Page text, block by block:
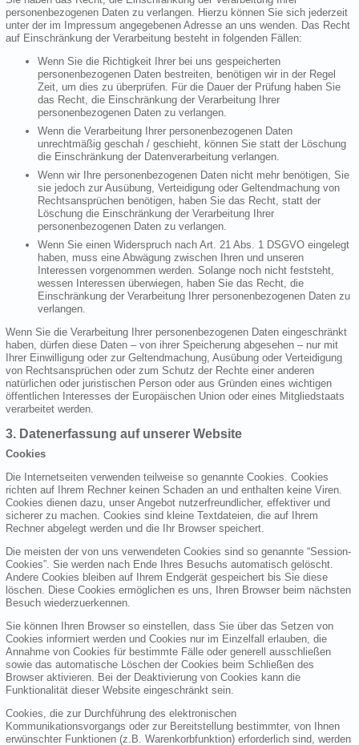
personenbezogenen Daten zu verlangen. Hierzu können Sie sich jederzeit
unter der im Impressum angegebenen Adresse an uns wenden. Das Recht
auf Einschränkung der Verarbeitung besteht in folgenden Fällen:
Wenn Sie die Richtigkeit Ihrer bei uns gespeicherten
personenbezogenen Daten bestreiten, benötigen wir in der Regel
Zeit, um dies zu überprüfen. Für die Dauer der Prüfung haben Sie
das Recht, die Einschränkung der Verarbeitung Ihrer
personenbezogenen Daten zu verlangen.
Wenn die Verarbeitung Ihrer personenbezogenen Daten
unrechtmäßig geschah / geschieht, können Sie statt der Löschung
die Einschränkung der Datenverarbeitung verlangen.
Wenn wir Ihre personenbezogenen Daten nicht mehr benötigen, Sie
sie jedoch zur Ausübung, Verteidigung oder Geltendmachung von
Rechtsansprüchen benötigen, haben Sie das Recht, statt der
Löschung die Einschränkung der Verarbeitung Ihrer
personenbezogenen Daten zu verlangen.
Wenn Sie einen Widerspruch nach Art. 21 Abs. 1 DSGVO eingelegt
haben, muss eine Abwägung zwischen Ihren und unseren
Interessen vorgenommen werden. Solange noch nicht feststeht,
wessen Interessen überwiegen, haben Sie das Recht, die
Einschränkung der Verarbeitung Ihrer personenbezogenen Daten zu
verlangen.
Wenn Sie die Verarbeitung Ihrer personenbezogenen Daten eingeschränkt
haben, dürfen diese Daten – von ihrer Speicherung abgesehen – nur mit
Ihrer Einwilligung oder zur Geltendmachung, Ausübung oder Verteidigung
von Rechtsansprüchen oder zum Schutz der Rechte einer anderen
natürlichen oder juristischen Person oder aus Gründen eines wichtigen
öffentlichen Interesses der Europäischen Union oder eines Mitgliedstaats
verarbeitet werden.
3. Datenerfassung auf unserer Website
Cookies
Die Internetseiten verwenden teilweise so genannte Cookies. Cookies
richten auf Ihrem Rechner keinen Schaden an und enthalten keine Viren.
Cookies dienen dazu, unser Angebot nutzerfreundlicher, effektiver und
sicherer zu machen. Cookies sind kleine Textdateien, die auf Ihrem
Rechner abgelegt werden und die Ihr Browser speichert.
Die meisten der von uns verwendeten Cookies sind so genannte “Session-
Cookies”. Sie werden nach Ende Ihres Besuchs automatisch gelöscht.
Andere Cookies bleiben auf Ihrem Endgerät gespeichert bis Sie diese
löschen. Diese Cookies ermöglichen es uns, Ihren Browser beim nächsten
Besuch wiederzuerkennen.
Sie können Ihren Browser so einstellen, dass Sie über das Setzen von
Cookies informiert werden und Cookies nur im Einzelfall erlauben, die
Annahme von Cookies für bestimmte Fälle oder generell ausschließen
sowie das automatische Löschen der Cookies beim Schließen des
Browser aktivieren. Bei der Deaktivierung von Cookies kann die
Funktionalität dieser Website eingeschränkt sein.
Cookies, die zur Durchführung des elektronischen
Kommunikationsvorgangs oder zur Bereitstellung bestimmter, von Ihnen
erwünschter Funktionen (z.B. Warenkorbfunktion) erforderlich sind, werden